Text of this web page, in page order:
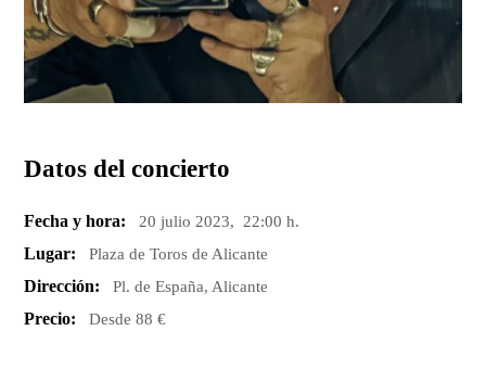
Datos del concierto
Fecha y hora: 20 julio 2023, 22:00 h.
Lugar: Plaza de Toros de Alicante
Dirección: Pl. de España, Alicante
Precio: Desde 88 €